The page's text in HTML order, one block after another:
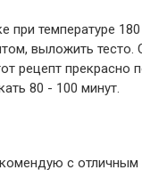
при температуре
выложить тесто.
рецепт прекрасно
80 - 100 минут.
с